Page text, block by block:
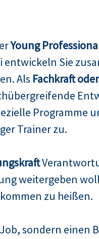
Young
entwickeln Sie
Als Fachkraft
Programme
Trainer zu.
weitergeben
zu heißen.
sondern einen